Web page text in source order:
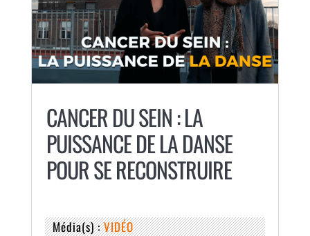
CANCER DU SEIN : LA
PUISSANCE DE LA DANSE
POUR SE RECONSTRUIRE
Média(s) :VIDÉO